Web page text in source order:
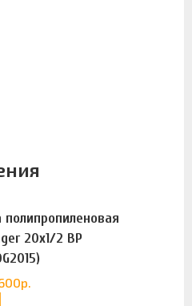
20х1/2 ВР
р.